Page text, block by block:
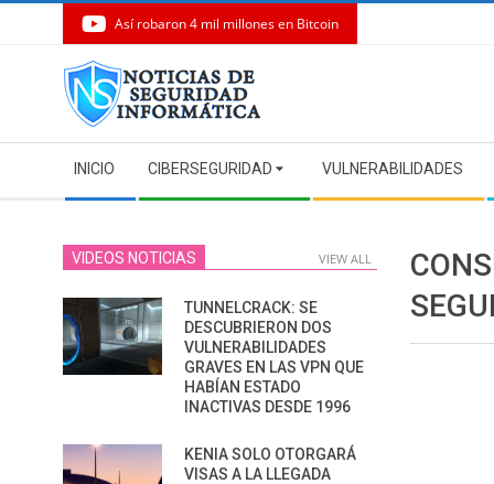
Así robaron 4 mil millones en Bitcoin
Navigation
Menu
INICIO CIBERSEGURIDAD VULNERABILIDADES
VIDEOS NOTICIAS VIEW ALL
TUNNELCRACK: SE
DESCUBRIERON DOS
VULNERABILIDADES
GRAVES EN LAS VPN QUE
HABÍAN ESTADO
INACTIVAS DESDE 1996
KENIA SOLO OTORGARÁ
VISAS A LA LLEGADA